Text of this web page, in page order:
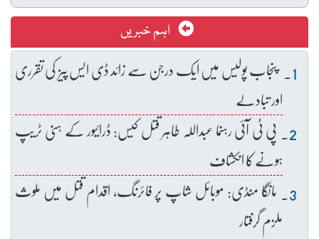
اہم خبریں
پنجاب پولیس میں ایک درجن سے زائد ڈی ایس پیز کی تقرری
اور تبادلے
پی ٹی آئی رہنما عبداللہ طاہر قتل کیس: ڈرائیور کے ہنی ٹریپ
ہونے کا انکشاف
مانگا منڈی: موبائل شاپ پر فائرنگ، اقدام قتل میں ملوث
ملزم گرفتار